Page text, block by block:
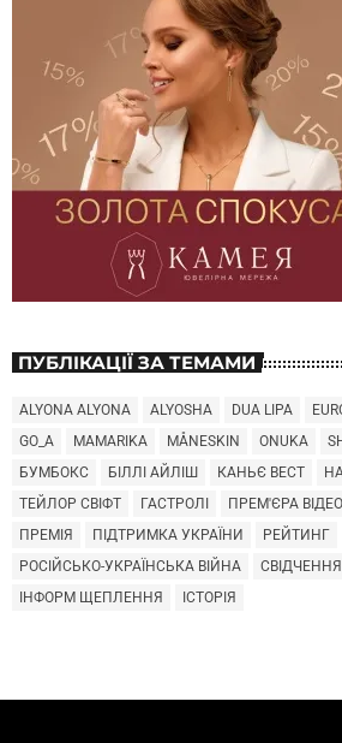
ПУБЛІКАЦІЇ ЗА ТЕМАМИ
ALYONA ALYONA ALYOSHA DUA LIPA
GO_A
MAMARIKA MÅNESKIN ONUKA
БУМБОКС
БІЛЛІ АЙЛІШ КАНЬЄ ВЕСТ
ТЕЙЛОР СВІФТ
ГАСТРОЛІ ПРЕМ'ЄРА ВІДЕО
ПРЕМІЯ
ПІДТРИМКА УКРАЇНИ
РЕЙТИНГ
РОСІЙСЬКО-УКРАЇНСЬКА ВІЙНА
ІНФОРМ ЩЕПЛЕННЯ
ІСТОРІЯ